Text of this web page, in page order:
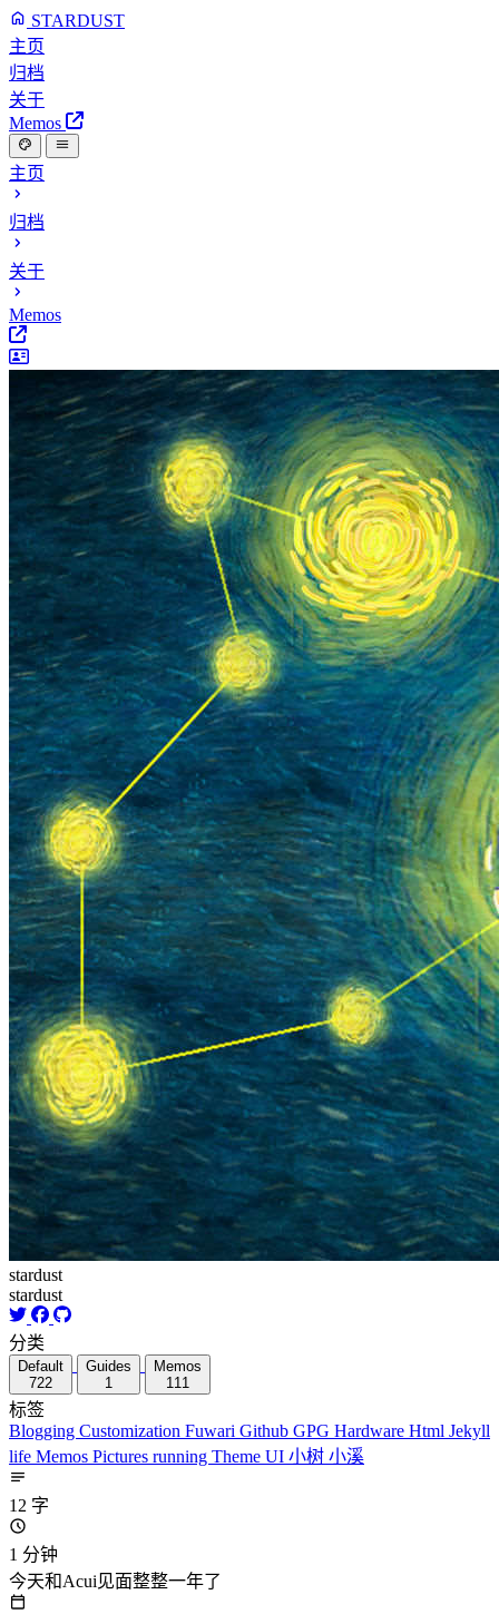
STARDUST
主页
归档
关于
Memos
主页
归档
关于
Memos
stardust
stardust
分类
Default
722
Guides
1
Memos
111
标签
Blogging Customization Fuwari Github GPG Hardware Html Jekyll
life Memos Pictures running Theme UI 小树 小溪
12 字
1 分钟
今天和Acui见面整整一年了